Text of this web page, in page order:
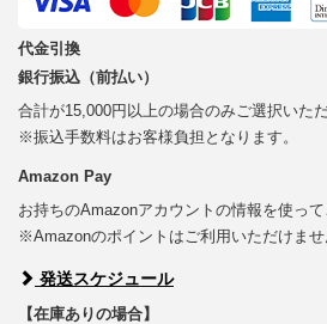
代金引換
銀行振込（前払い）
合計が15,000円以上の場合のみご選択いただ
※振込手数料はお客様負担となります。
Amazon Pay
お持ちのAmazonアカウントの情報を使って
※Amazonのポイントはご利用いただけませ
発送スケジュール
【在庫ありの場合】